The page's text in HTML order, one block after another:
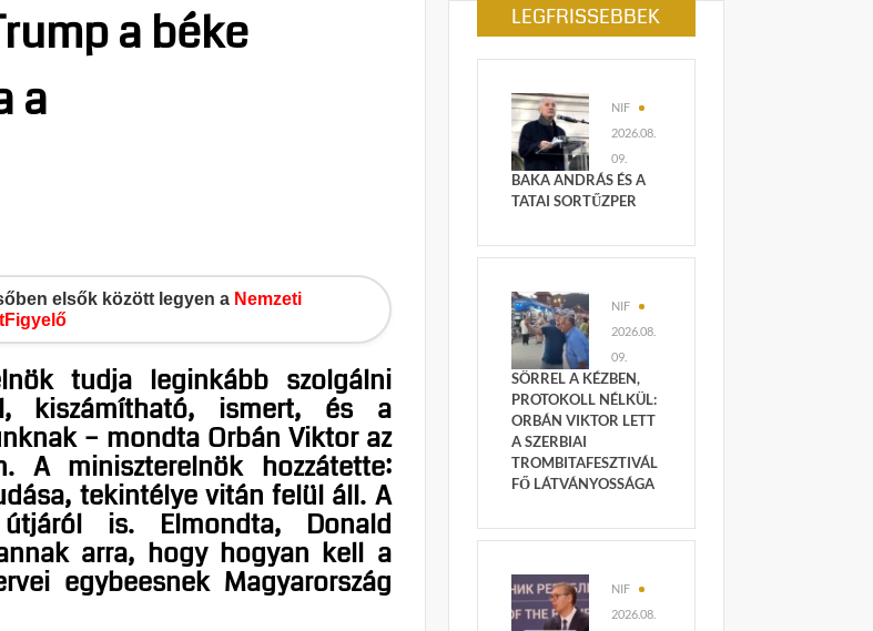
a béke
a
elsők között legyen a Nemzeti
tudja leginkább szolgálni
kiszámítható, ismert, és a
– mondta Orbán Viktor az
A miniszterelnök hozzátette:
tekintélye vitán felül áll. A
is. Elmondta, Donald
arra, hogy hogyan kell a
egybeesnek Magyarország
LEGFRISSEBBEK
NIF
2026.08.
09.
BAKA ANDRÁS ÉS A
TATAI SORTŰZPER
NIF
2026.08.
09.
SÖRREL A KÉZBEN,
PROTOKOLL NÉLKÜL:
ORBÁN VIKTOR LETT
A SZERBIAI
TROMBITAFESZTIVÁL
FŐ LÁTVÁNYOSSÁGA
NIF
2026.08.